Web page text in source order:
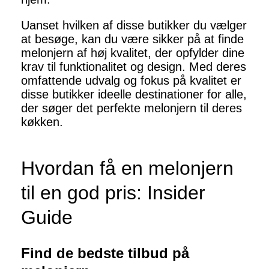
Uanset hvilken af disse butikker du vælger
at besøge, kan du være sikker på at finde
melonjern af høj kvalitet, der opfylder dine
krav til funktionalitet og design. Med deres
omfattende udvalg og fokus på kvalitet er
disse butikker ideelle destinationer for alle,
der søger det perfekte melonjern til deres
køkken.
Hvordan få en melonjern
til en god pris: Insider
Guide
Find de bedste tilbud på